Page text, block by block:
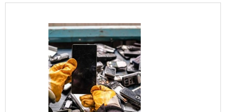
maior garantia de resultados esperados com
os procedimentos, sempre realizando as
atividades de maneira cautelosa e bem
definida. O solvente tem como objetivo
atender às demandas de limpeza de peças,
ferramentas, equipame.